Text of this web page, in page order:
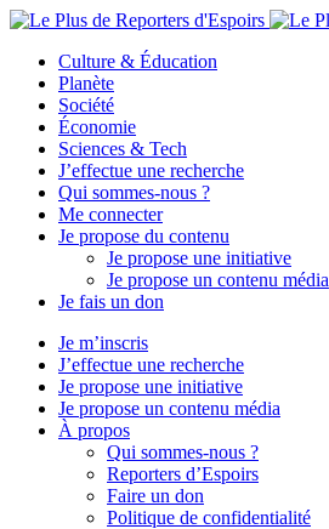
Culture & Éducation
Planète
Société
Économie
Sciences & Tech
J’effectue une recherche
Qui sommes-nous ?
Me connecter
Je propose du contenu
Je propose une initiative
Je propose un contenu média
Je fais un don
Je m’inscris
J’effectue une recherche
Je propose une initiative
Je propose un contenu média
À propos
Qui sommes-nous ?
Reporters d’Espoirs
Faire un don
Politique de confidentialité